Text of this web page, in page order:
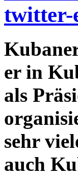
twitter-
er in
als
sehr
auch